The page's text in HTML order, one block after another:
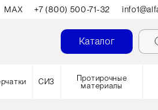
MAX +7 (800) 500-71-32
Каталог
СИЗ
Протирочные
материалы